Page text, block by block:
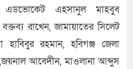
এডভোকেট এহসানুল মাহবুব
রাখেন, জামায়াতের সিলেট
রহমান, হবিগঞ্জ জেলা
আবেদীন, মাওলানা আব্দুস